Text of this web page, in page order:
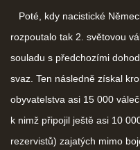
Poté, kdy nacistické
rozpoutalo tak 2. světovou
souladu s předchozími
svaz. Ten následně získal
obyvatelstva asi 15 000
k nimž připojil ještě asi 10
rezervistů) zajatých mimo